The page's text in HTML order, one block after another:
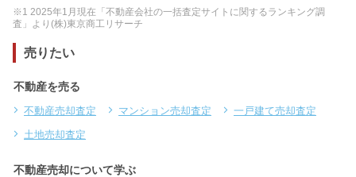
※1 2025年1月現在「不動産会社の一括査定サイトに関するランキング調
査」より(株)東京商工リサーチ
売りたい
不動産を売る
不動産売却査定 マンション売却査定
一戸建て売却査定
土地売却査定
不動産売却について学ぶ